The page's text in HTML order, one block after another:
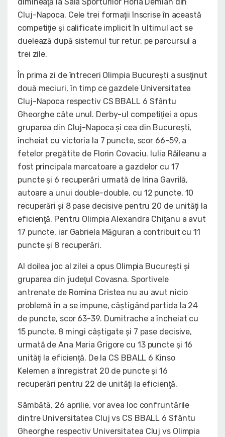
dimineaţă la Sala Sporturilor Horia Demian din
Cluj-Napoca. Cele trei formaţii înscrise în această
competiţie şi calificate implicit în ultimul act se
duelează după sistemul tur retur, pe parcursul a
trei zile.
În prima zi de întreceri Olimpia Bucureşti a susţinut
două meciuri, în timp ce gazdele Universitatea
Cluj-Napoca respectiv CS BBALL 6 Sfântu
Gheorghe câte unul. Derby-ul competiţiei a opus
gruparea din Cluj-Napoca şi cea din Bucureşti,
încheiat cu victoria la 7 puncte, scor 66-59, a
fetelor pregătite de Florin Covaciu. Iulia Răileanu a
fost principala marcatoare a gazdelor cu 17
puncte şi 6 recuperări urmată de Irina Gavrilă,
autoare a unui double-double, cu 12 puncte, 10
recuperări şi 8 pase decisive pentru 20 de unităţi la
eficienţă. Pentru Olimpia Alexandra Chiţanu a avut
17 puncte, iar Gabriela Măguran a contribuit cu 11
puncte şi 8 recuperări.
Al doilea joc al zilei a opus Olimpia Bucureşti şi
gruparea din judeţul Covasna. Sportivele
antrenate de Romina Cristea nu au avut nicio
problemă în a se impune, câştigând partida la 24
de puncte, scor 63-39. Dumitrache a încheiat cu
15 puncte, 8 mingi câştigate şi 7 pase decisive,
urmată de Ana Maria Grigore cu 13 puncte şi 16
unităţi la eficienţă. De la CS BBALL 6 Kinso
Kelemen a înregistrat 20 de puncte şi 16
recuperări pentru 22 de unităţi la eficienţă.
Sâmbătă, 26 aprilie, vor avea loc confruntările
dintre Universitatea Cluj vs CS BBALL 6 Sfântu
Gheorghe respectiv Universitatea Cluj vs Olimpia